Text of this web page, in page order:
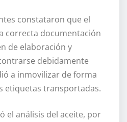
constataron que el
correcta documentación
de elaboración y
debidamente
a inmovilizar de forma
etiquetas transportadas.
el análisis del aceite, por